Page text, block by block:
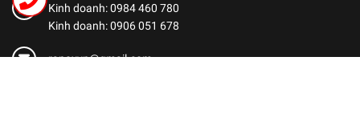
Kinh doanh: 0984 460 780
Kinh doanh: 0906 051 678
ranoxvn@gmail.com